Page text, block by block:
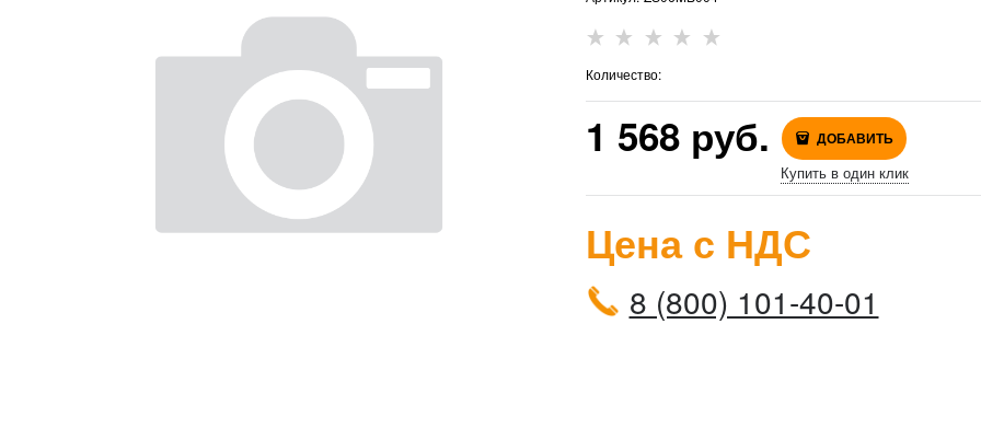
Количество:
1 568 руб. ДОБАВИТЬ
Купить в один клик
Цена с НДС
8 (800) 101-40-01